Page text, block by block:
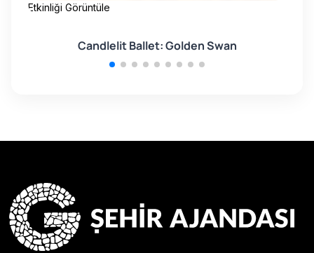
Etkinliği Görüntüle
Candlelit Ballet: Golden Swan